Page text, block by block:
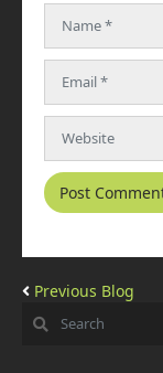
Previous Blog